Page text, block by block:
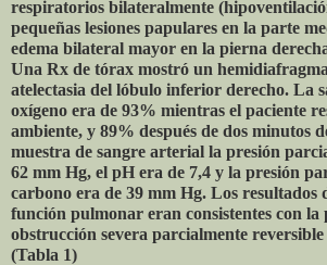
respiratorios bilateralmente
pequeñas lesiones papulares en la parte
edema bilateral mayor en la pierna
Una Rx de tórax mostró un
atelectasia del lóbulo inferior derecho. La
oxígeno era de 93% mientras el paciente
ambiente, y 89% después de dos minutos
muestra de sangre arterial la presión
62 mm Hg, el pH era de 7,4 y la presión
carbono era de 39 mm Hg. Los resultados
función pulmonar eran consistentes con la
obstrucción severa parcialmente
(Tabla 1)